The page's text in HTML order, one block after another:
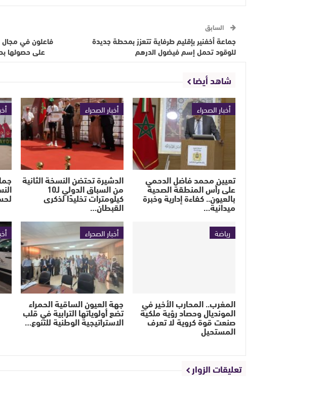
السابق
جماعة أخفنير بإقليم طرفاية تتعزز بمحطة جديدة
للوقود تحمل إسم فيضول الدرهم
فاعلون في مجال
على حصولها
شاهد أيضا
أخبار الصحراء
تعيين محمد فاضل الدحمي
على رأس المنطقة الصحية
بالعيون.. كفاءة إدارية وخبرة
ميدانية…
أخبار الصحراء
الدشيرة تحتضن النسخة الثانية
من السباق الدولي لـ10
كيلومترات تخليدًا لذكرى
القبطان…
رياضة
المغرب.. المحارب الأخير في
المونديال وحصاد رؤية ملكية
صنعت قوة كروية لا تعرف
المستحيل
أخبار الصحراء
جهة العيون الساقية الحمراء
تضع أولوياتها الترابية في قلب
الاستراتيجية الوطنية للتنوع…
تعليقات الزوار